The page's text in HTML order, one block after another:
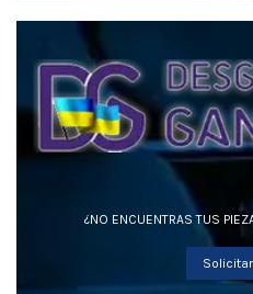
¿NO ENCUENTRAS TUS